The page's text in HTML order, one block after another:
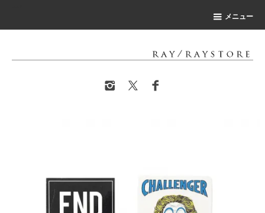
メニュー